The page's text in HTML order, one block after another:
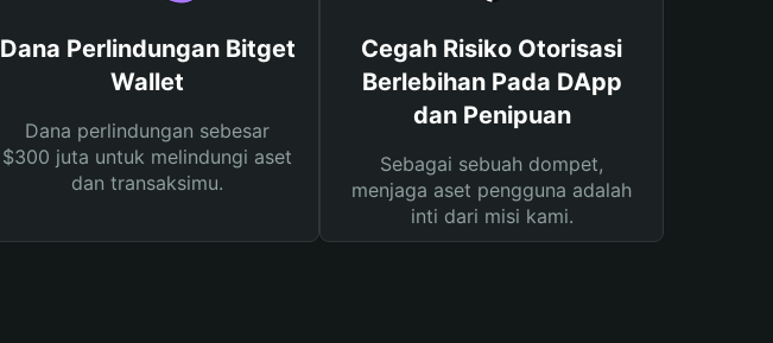
Dana Perlindungan Bitget
Wallet
Dana perlindungan sebesar
$300 juta untuk melindungi aset
dan transaksimu.
Cegah Risiko Otorisasi
Berlebihan Pada DApp
dan Penipuan
Sebagai sebuah dompet,
menjaga aset pengguna adalah
inti dari misi kami.